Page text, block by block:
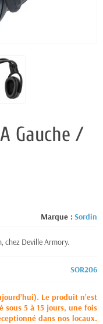
Gauche /
Marque : Sordin
chez Deville Armory.
SOR206
Le produit n’est
sous 5 à 15 jours, une fois
dans nos locaux.